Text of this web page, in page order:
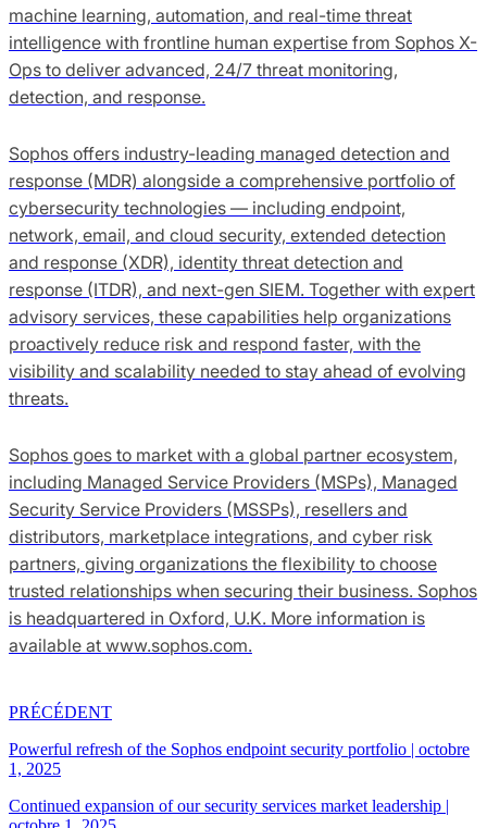
machine learning, automation, and real-time threat
intelligence with frontline human expertise from Sophos X-
Ops to deliver advanced, 24/7 threat monitoring,
detection, and response.
Sophos offers industry-leading managed detection and
response (MDR) alongside a comprehensive portfolio of
cybersecurity technologies — including endpoint,
network, email, and cloud security, extended detection
and response (XDR), identity threat detection and
response (ITDR), and next-gen SIEM. Together with expert
advisory services, these capabilities help organizations
proactively reduce risk and respond faster, with the
visibility and scalability needed to stay ahead of evolving
threats.
Sophos goes to market with a global partner ecosystem,
including Managed Service Providers (MSPs), Managed
Security Service Providers (MSSPs), resellers and
distributors, marketplace integrations, and cyber risk
partners, giving organizations the flexibility to choose
trusted relationships when securing their business. Sophos
is headquartered in Oxford, U.K. More information is
available at www.sophos.com.
PRÉCÉDENT
Powerful refresh of the Sophos endpoint security portfolio | octobre
1, 2025
Continued expansion of our security services market leadership |